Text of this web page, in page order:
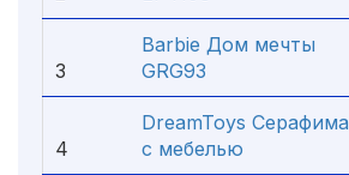
3
Barbie Дом мечты
GRG93
4
DreamToys Серафима
с мебелью